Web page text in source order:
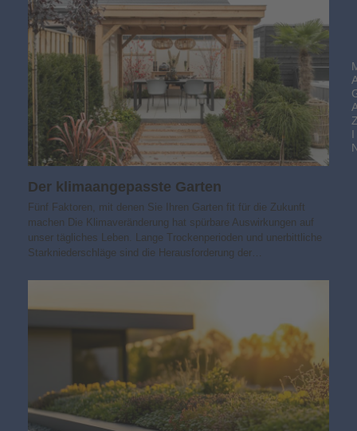
Der klimaangepasste Garten
Fünf Faktoren, mit denen Sie Ihren Garten fit für die Zukunft
machen Die Klimaveränderung hat spürbare Auswirkungen auf
unser tägliches Leben. Lange Trockenperioden und unerbittliche
Starkniederschläge sind die Herausforderung der…
I